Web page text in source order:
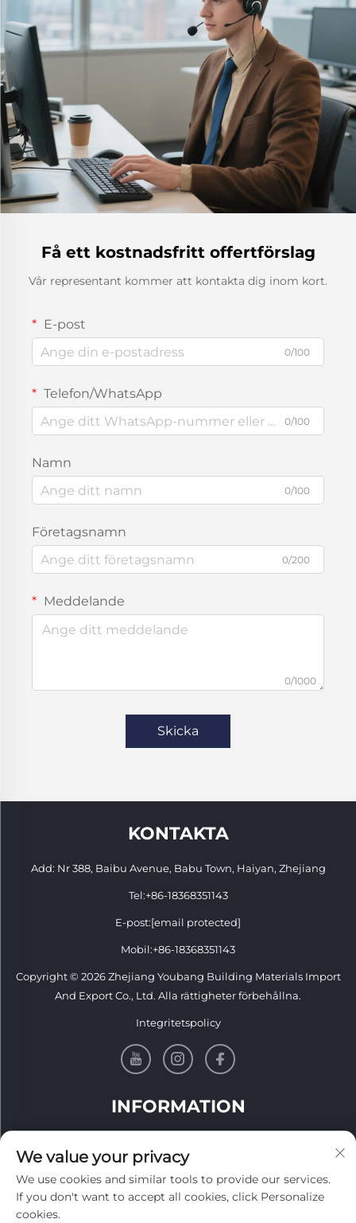
Få ett kostnadsfritt offertförslag
Vår representant kommer att kontakta dig inom kort.
E-post
0/100
Telefon/WhatsApp
0/100
Namn
0/100
Företagsnamn
0/200
Meddelande
0/1000
Skicka
KONTAKTA
Add: Nr 388, Baibu Avenue, Babu Town, Haiyan, Zhejiang
Tel:+86-18368351143
E-post:[email protected]
Mobil:+86-18368351143
Copyright © 2026 Zhejiang Youbang Building Materials Import
And Export Co., Ltd. Alla rättigheter förbehållna.
Integritetspolicy
INFORMATION
We value your privacy
We use cookies and similar tools to provide our services.
If you don't want to accept all cookies, click Personalize
cookies.